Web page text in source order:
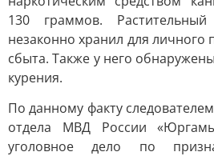
130 граммов.
незаконно хранил для личного
сбыта. Также у него
курения.
По данному факту
отдела МВД России
уголовное дело по